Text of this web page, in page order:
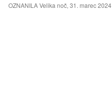
OZNANILA Velika noč, 31. marec 2024